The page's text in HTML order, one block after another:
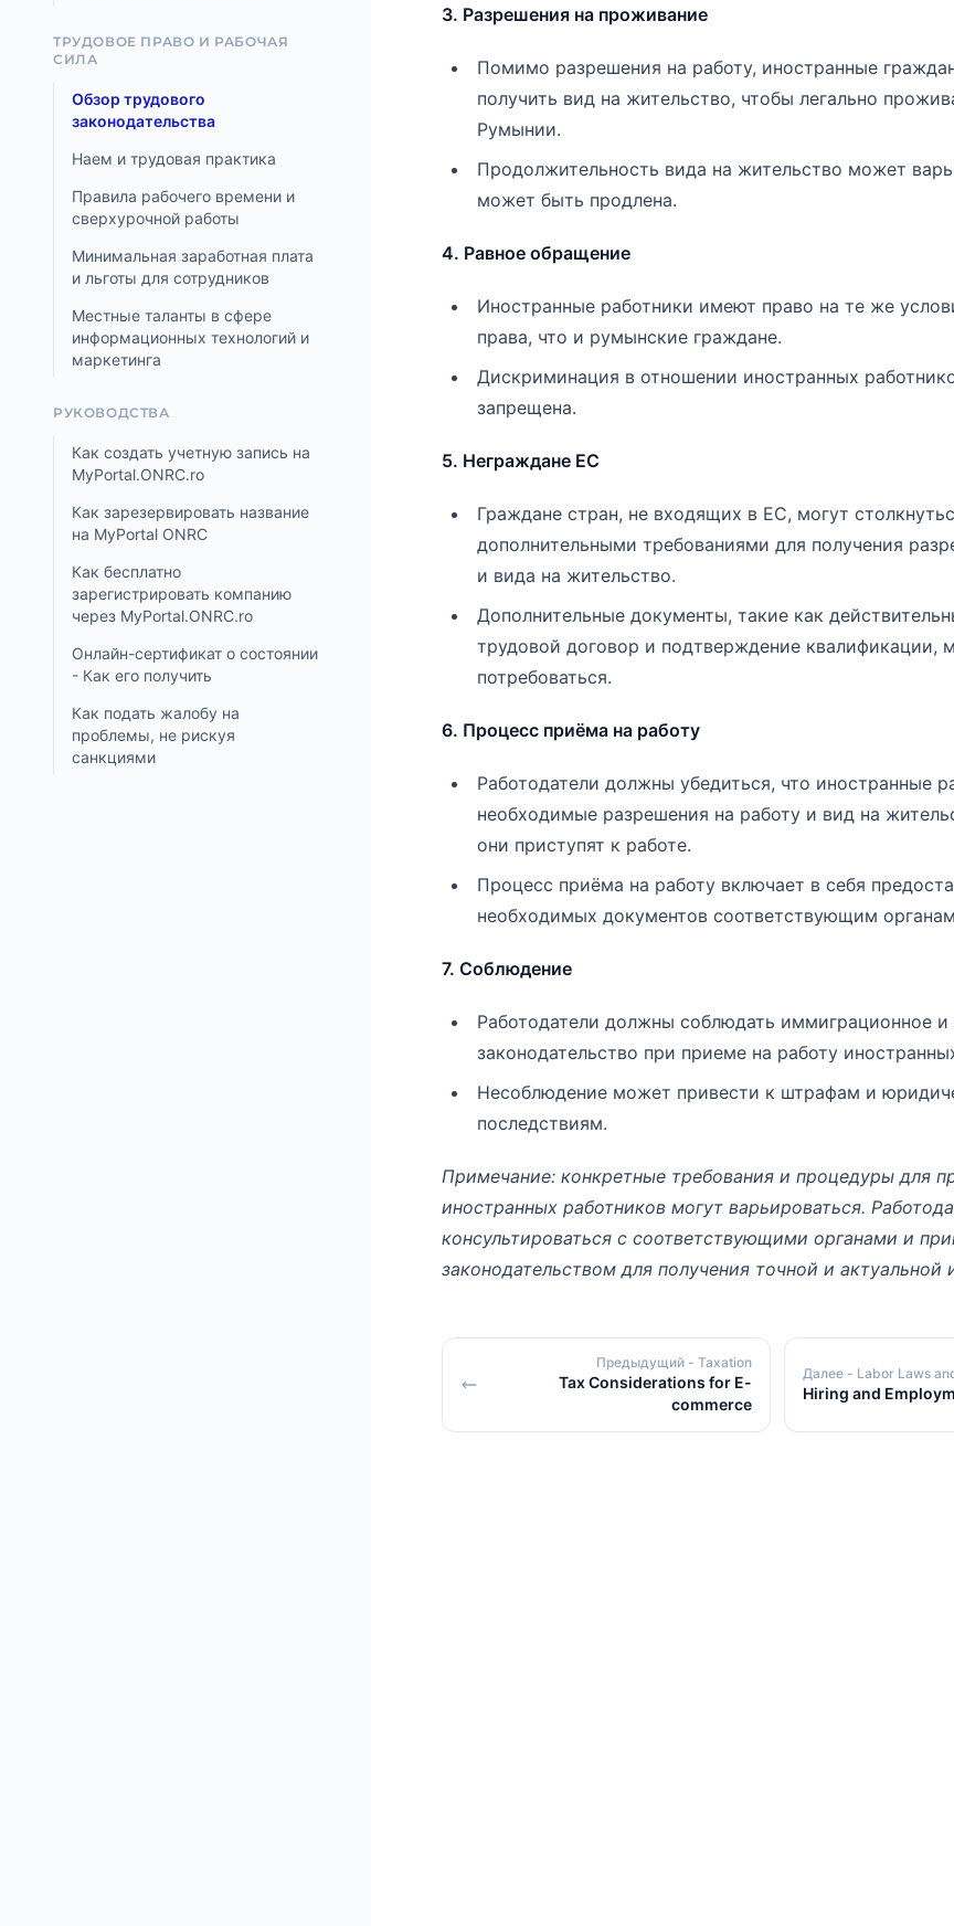
ТРУДОВОЕ ПРАВО И РАБОЧАЯ
СИЛА
Обзор трудового
законодательства
Наем и трудовая практика
Правила рабочего времени и
сверхурочной работы
Минимальная заработная плата
и льготы для сотрудников
Местные таланты в сфере
информационных технологий и
маркетинга
РУКОВОДСТВА
Как создать учетную запись на
MyPortal.ONRC.ro
Как зарезервировать название
на MyPortal ONRC
Как бесплатно
зарегистрировать компанию
через MyPortal.ONRC.ro
Онлайн-сертификат о состоянии
- Как его получить
Как подать жалобу на
проблемы, не рискуя
санкциями
3. Разрешения на проживание
Помимо разрешения на работу, иностранные
получить вид на жительство, чтобы легально
Румынии.
Продолжительность вида на жительство может
может быть продлена.
4. Равное обращение
Иностранные работники имеют право на те же
права, что и румынские граждане.
Дискриминация в отношении иностранных
запрещена.
5. Неграждане ЕС
Граждане стран, не входящих в ЕС, могут
дополнительными требованиями для получения
и вида на жительство.
Дополнительные документы, такие как
трудовой договор и подтверждение квалификации,
потребоваться.
6. Процесс приёма на работу
Работодатели должны убедиться, что иностранные
необходимые разрешения на работу и вид на
они приступят к работе.
Процесс приёма на работу включает в себя
необходимых документов соответствующим
7. Соблюдение
Работодатели должны соблюдать иммиграционное и
законодательство при приеме на работу
Несоблюдение может привести к штрафам и
последствиям.
Примечание: конкретные требования и процедуры для
иностранных работников могут варьироваться.
консультироваться с соответствующими органами и
законодательством для получения точной и актуальной
Предыдущий - Taxation
Tax Considerations for E-
commerce
Далее - Labor Laws
Hiring and